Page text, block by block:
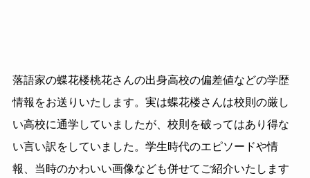
落語家の蝶花楼桃花さんの出身高校の偏差値などの学歴
情報をお送りいたします。実は蝶花楼さんは校則の厳し
い高校に通学していましたが、校則を破ってはあり得な
い言い訳をしていました。学生時代のエピソードや情
報、当時のかわいい画像なども併せてご紹介いたします